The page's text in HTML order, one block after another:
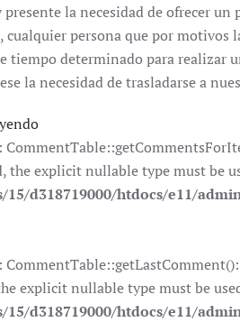
la necesidad de ofrecer un
persona que por motivos
tiempo determinado para realizar
la necesidad de trasladarse a
:
the explicit nullable type must be
15/d318719000/htdocs/e11/
:
explicit nullable type must be
15/d318719000/htdocs/e11/